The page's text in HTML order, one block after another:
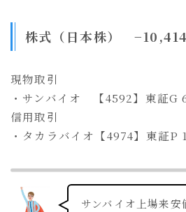
株式（日本株）
現物取引
・サンバイオ 【4592】東証G
信用取引
・タカラバイオ【4974】東証P
サンバイオ上場来安